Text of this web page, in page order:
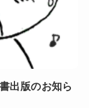
出版のお知ら